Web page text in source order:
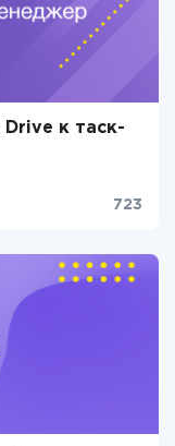
к таск-
723